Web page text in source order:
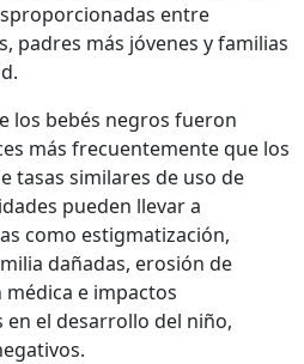
entre
padres más jóvenes y familias
los bebés negros fueron
más frecuentemente que los
tasas similares de uso de
pueden llevar a
como estigmatización,
dañadas, erosión de
e impactos
el desarrollo del niño,